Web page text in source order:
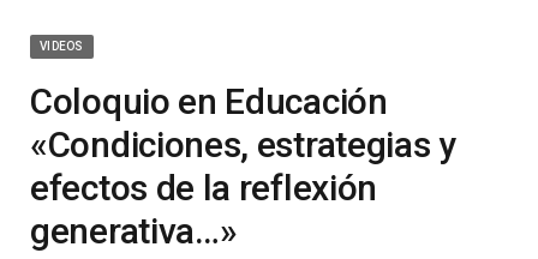
VIDEOS
Coloquio en Educación
«Condiciones, estrategias y
efectos de la reflexión
generativa…»